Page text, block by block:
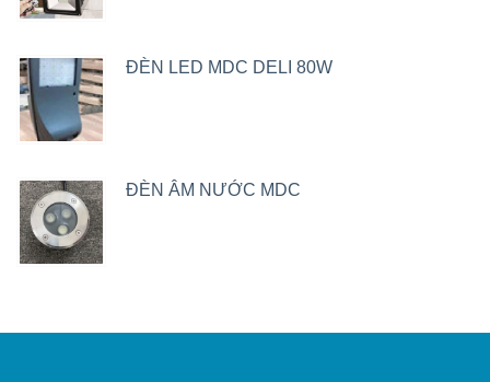
ĐÈN LED MDC DELI 80W
ĐÈN ÂM NƯỚC MDC